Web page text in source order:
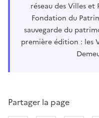
réseau des Villes et
Fondation du
sauvegarde du
première édition : les
Partager la page